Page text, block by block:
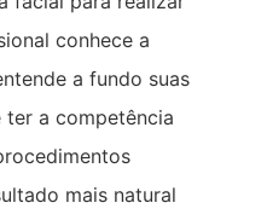
conhece a
a fundo suas
ter a competência
mais natural